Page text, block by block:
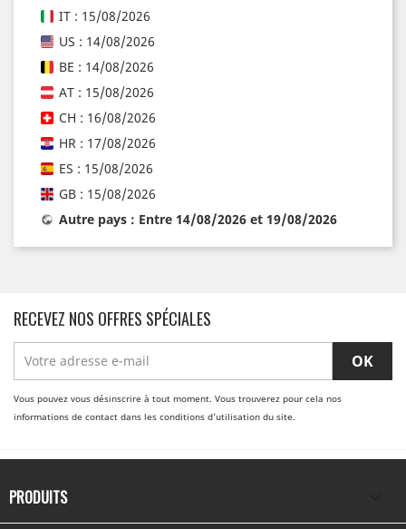
IT : 15/08/2026
US : 14/08/2026
BE : 14/08/2026
AT : 15/08/2026
CH : 16/08/2026
HR : 17/08/2026
ES : 15/08/2026
GB : 15/08/2026
Autre pays : Entre 14/08/2026 et 19/08/2026
RECEVEZ NOS OFFRES SPÉCIALES
Vous pouvez vous désinscrire à tout moment. Vous trouverez pour cela nos
informations de contact dans les conditions d'utilisation du site.
PRODUITS